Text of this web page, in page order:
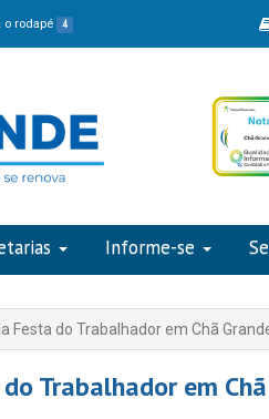
o rodapé 4
Informe-se
Festa do Trabalhador em Chã
Trabalhador em